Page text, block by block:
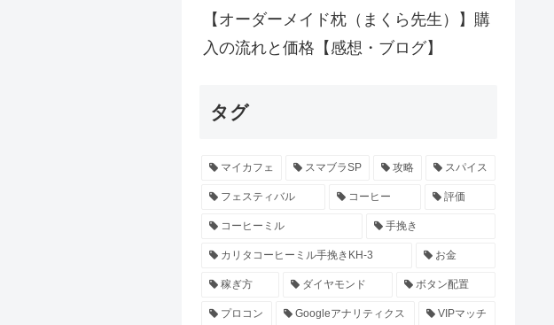
【オーダーメイド枕（まくら先生）】購
入の流れと価格【感想・ブログ】
タグ
マイカフェ スマブラSP 攻略 スパイス
フェスティバル コーヒー 評価
コーヒーミル 手挽き
カリタコーヒーミル手挽きKH-3 お金
稼ぎ方 ダイヤモンド ボタン配置
プロコン Googleアナリティクス VIPマッチ